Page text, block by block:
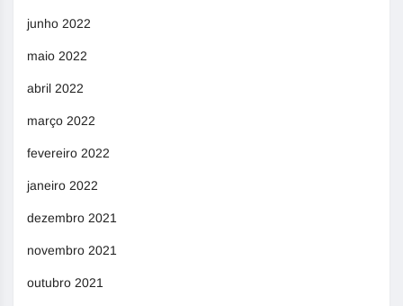
junho 2022
maio 2022
abril 2022
março 2022
fevereiro 2022
janeiro 2022
dezembro 2021
novembro 2021
outubro 2021